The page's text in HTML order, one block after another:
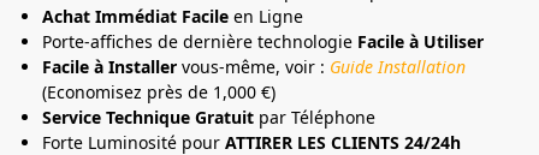
Achat Immédiat Facile en Ligne
Porte-affiches de dernière technologie Facile à Utiliser
Facile à Installer vous-même, voir : Guide Installation
(Economisez près de 1,000 €)
Service Technique Gratuit par Téléphone
Forte Luminosité pour ATTIRER LES CLIENTS 24/24h